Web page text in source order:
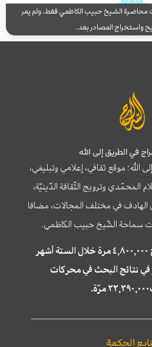
الشيخ حبيب الكاظمي فقط، ولم يمر
واستخراج المصادر بعد.
في الطريق إلى الله
الله؛ موقع ثقافي، إعلامي وتبليغي،
المحمّدي وترويج الثّقافة الدّينيّة،
في مختلف المجالات، مضافا
سماحة الشّيخ حبيب الكاظمي.
تمّت زيارة موقع سراج ٤,٨٠٠,٠٠٠ مرة خلال الستة أشهر
في نتائج البحث في محركات
الحكمة